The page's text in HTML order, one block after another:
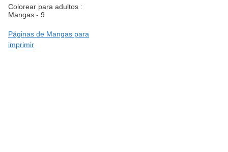
Colorear para adultos :
Mangas - 9
Páginas de Mangas para
imprimir